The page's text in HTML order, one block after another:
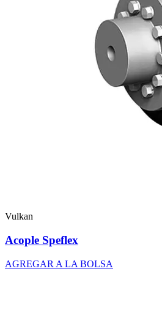
Vulkan
Acople Speflex
AGREGAR A LA BOLSA